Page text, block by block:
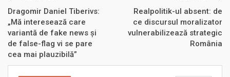
Dragomir Daniel Tiberivs:
„Mă interesează care
variantă de fake news și
de false-flag vi se pare
cea mai plauzibilă”
Realpolitik-ul absent: de
ce discursul moralizator
vulnerabilizează strategic
România